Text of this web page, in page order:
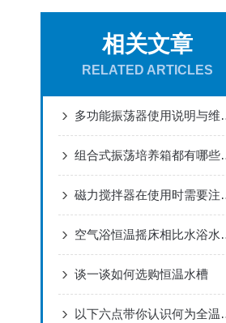
相关文章
RELATED ARTICLES
多功能振
组合式振
磁力搅拌
空气浴恒温摇床
谈一谈如何选购恒温水槽
以下六点带